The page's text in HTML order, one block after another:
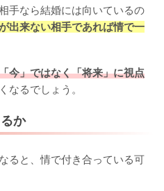
手なら結婚には向いているの
出来ない相手であれば情で一
今」ではなく「将来」に視点
なるでしょう。
か
ると、情で付き合っている可